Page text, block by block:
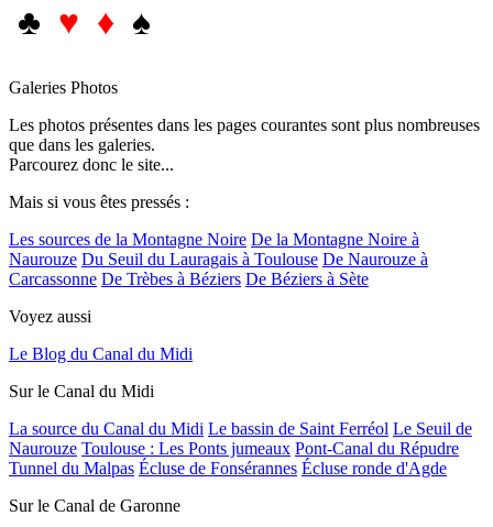
♣ ♥ ♦ ♠
Galeries Photos
Les photos présentes dans les pages courantes sont plus nombreuses
que dans les galeries.
Parcourez donc le site...
Mais si vous êtes pressés :
Les sources de la Montagne Noire De la Montagne Noire à
Naurouze Du Seuil du Lauragais à Toulouse De Naurouze à
Carcassonne De Trèbes à Béziers De Béziers à Sète
Voyez aussi
Le Blog du Canal du Midi
Sur le Canal du Midi
La source du Canal du Midi Le bassin de Saint Ferréol Le Seuil de
Naurouze Toulouse : Les Ponts jumeaux Pont-Canal du Répudre
Tunnel du Malpas Écluse de Fonsérannes Écluse ronde d'Agde
Sur le Canal de Garonne